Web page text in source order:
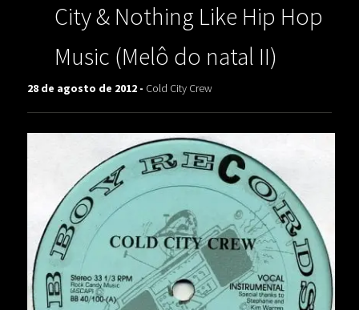
City & Nothing Like Hip Hop
Music (Melô do natal II)
28 de agosto de 2012 - Cold City Crew